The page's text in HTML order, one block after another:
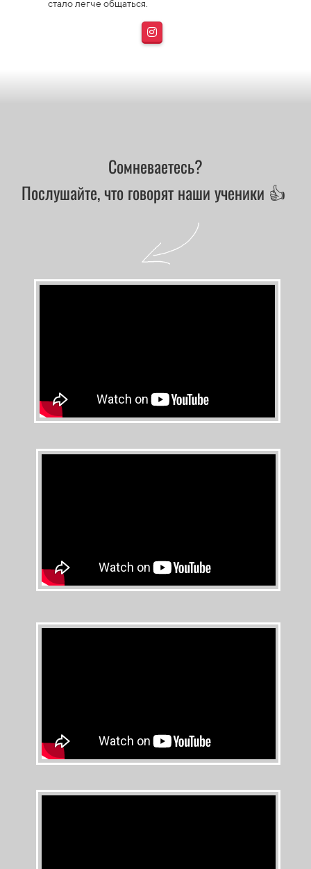
стало легче общаться.
Сомневаетесь?
Послушайте, что говорят наши ученики 👍